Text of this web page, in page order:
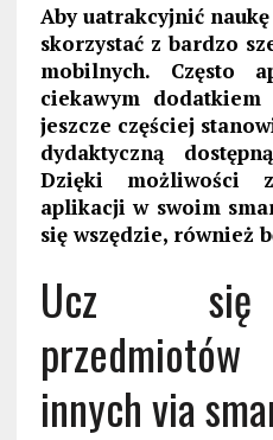
Aby uatrakcyjnić
skorzystać z bardzo
mobilnych. Często
ciekawym
jeszcze częściej
dydaktyczną
Dzięki możliwości
aplikacji w swoim
się wszędzie, również
Ucz się
innych via